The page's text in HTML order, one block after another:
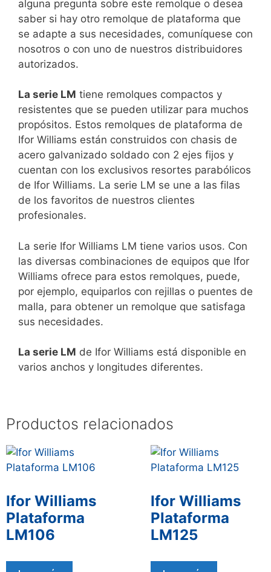
alguna pregunta sobre este remolque o desea
saber si hay otro remolque de plataforma que
se adapte a sus necesidades, comuníquese con
nosotros o con uno de nuestros distribuidores
autorizados.
La serie LM tiene remolques compactos y
resistentes que se pueden utilizar para muchos
propósitos. Estos remolques de plataforma de
Ifor Williams están construidos con chasis de
acero galvanizado soldado con 2 ejes fijos y
cuentan con los exclusivos resortes parabólicos
de Ifor Williams. La serie LM se une a las filas
de los favoritos de nuestros clientes
profesionales.
La serie Ifor Williams LM tiene varios usos. Con
las diversas combinaciones de equipos que Ifor
Williams ofrece para estos remolques, puede,
por ejemplo, equiparlos con rejillas o puentes de
malla, para obtener un remolque que satisfaga
sus necesidades.
La serie LM de Ifor Williams está disponible en
varios anchos y longitudes diferentes.
Productos relacionados
Ifor Williams
Plataforma
LM106
Ifor Williams
Plataforma
LM125